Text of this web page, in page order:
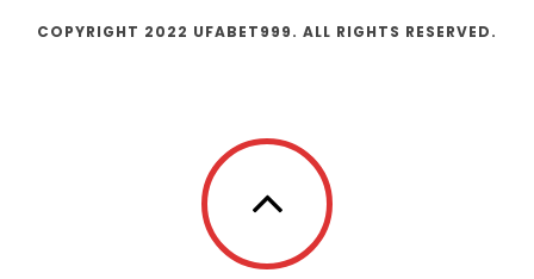
COPYRIGHT 2022 UFABET999. ALL RIGHTS RESERVED.